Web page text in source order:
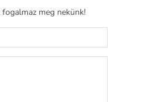
meg nekünk!